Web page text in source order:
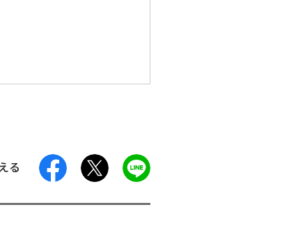
る facebook